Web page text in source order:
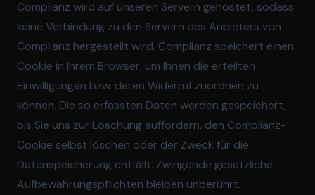
Complianz wird auf unseren Servern gehostet, sodass
keine Verbindung zu den Servern des Anbieters von
Complianz hergestellt wird. Complianz speichert einen
Cookie in Ihrem Browser, um Ihnen die erteilten
Einwilligungen bzw. deren Widerruf zuordnen zu
können. Die so erfassten Daten werden gespeichert,
bis Sie uns zur Löschung auffordern, den Complianz-
Cookie selbst löschen oder der Zweck für die
Datenspeicherung entfällt. Zwingende gesetzliche
Aufbewahrungspflichten bleiben unberührt.